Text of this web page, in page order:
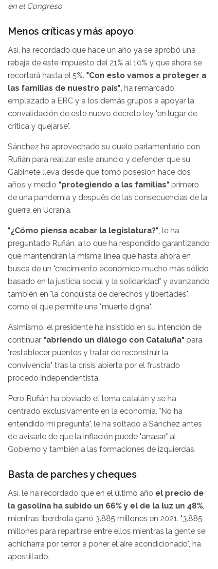
en el Congreso
Menos críticas y más apoyo
Así, ha recordado que hace un año ya se aprobó una
rebaja de este impuesto del 21% al 10% y que ahora se
recortará hasta el 5%. "Con esto vamos a proteger a
las familias de nuestro país", ha remarcado,
emplazado a ERC y a los demás grupos a apoyar la
convalidación de este nuevo decreto ley "en lugar de
critica y quejarse".
Sánchez ha aprovechado su duelo parlamentario con
Rufián para realizar este anuncio y defender que su
Gabinete lleva desde que tomó posesión hace dos
años y medio "protegiendo a las familias" primero
de una pandemia y después de las consecuencias de la
guerra en Ucrania.
"¿Cómo piensa acabar la legislatura?", le ha
preguntado Rufián, a lo que ha respondido garantizando
que mantendrán la misma línea que hasta ahora en
busca de un "crecimiento económico mucho más sólido
basado en la justicia social y la solidaridad" y avanzando
también en "la conquista de derechos y libertades",
como el que permite una "muerte digna".
Asimismo, el presidente ha insistido en su intención de
continuar "abriendo un diálogo con Cataluña" para
"restablecer puentes y tratar de reconstruir la
convivencia" tras la crisis abierta por el frustrado
procedo independentista.
Pero Rufián ha obviado el tema catalán y se ha
centrado exclusivamente en la economía. "No ha
entendido mi pregunta", le ha soltado a Sánchez antes
de avisarle de que la inflación puede "arrasar" al
Gobierno y también a las formaciones de izquierdas.
Basta de parches y cheques
Así, le ha recordado que en el último año el precio de
la gasolina ha subido un 66% y el de la luz un 48%,
mientras Iberdrola ganó 3.885 millones en 2021. "3.885
millones para repartirse entre ellos mientras la gente se
achicharra por terror a poner el aire acondicionado", ha
apostillado.